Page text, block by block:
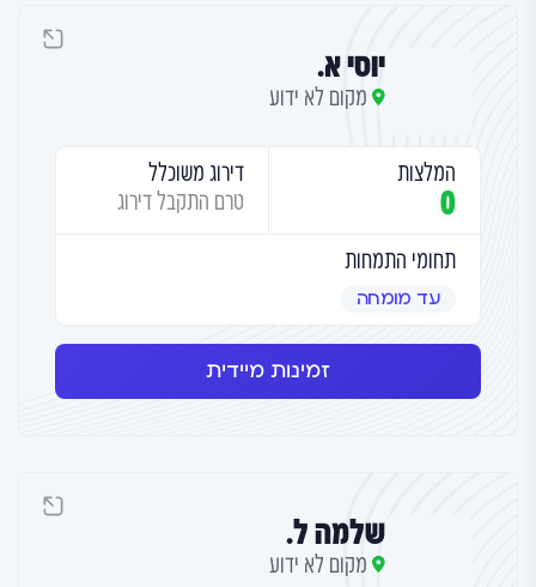
יוסי א.
מקום לא ידוע
המלצות
0
דירוג משוכלל
טרם התקבל דירוג
תחומי התמחות
עד מומחה
זמינות מיידית
שלמה ל.
מקום לא ידוע